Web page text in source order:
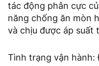
tác động phân cực
năng chống ăn mòn
và chịu được áp suất
Tình trạng vận